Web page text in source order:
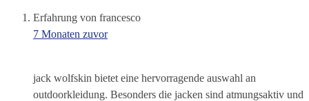
Erfahrung von francesco
7 Monaten zuvor
jack wolfskin bietet eine hervorragende auswahl an
outdoorkleidung. Besonders die jacken sind atmungsaktiv und